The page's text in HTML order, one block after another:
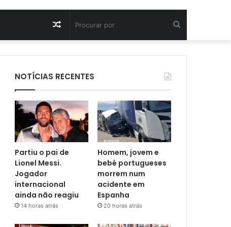
por
Artigo
aleatório
NOTÍCIAS RECENTES
Partiu o pai de
Lionel Messi.
Jogador
internacional
ainda não reagiu
14 horas atrás
Homem, jovem e
bebé portugueses
morrem num
acidente em
Espanha
20 horas atrás